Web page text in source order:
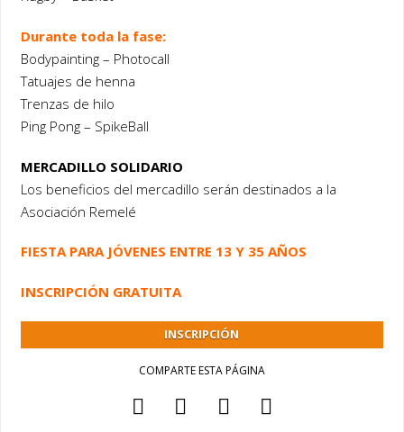
Durante toda la fase:
Bodypainting – Photocall
Tatuajes de henna
Trenzas de hilo
Ping Pong – SpikeBall
MERCADILLO SOLIDARIO
Los beneficios del mercadillo serán destinados a la
Asociación Remelé
FIESTA PARA JÓVENES ENTRE 13 Y 35 AÑOS
INSCRIPCIÓN GRATUITA
INSCRIPCIÓN
COMPARTE ESTA PÁGINA